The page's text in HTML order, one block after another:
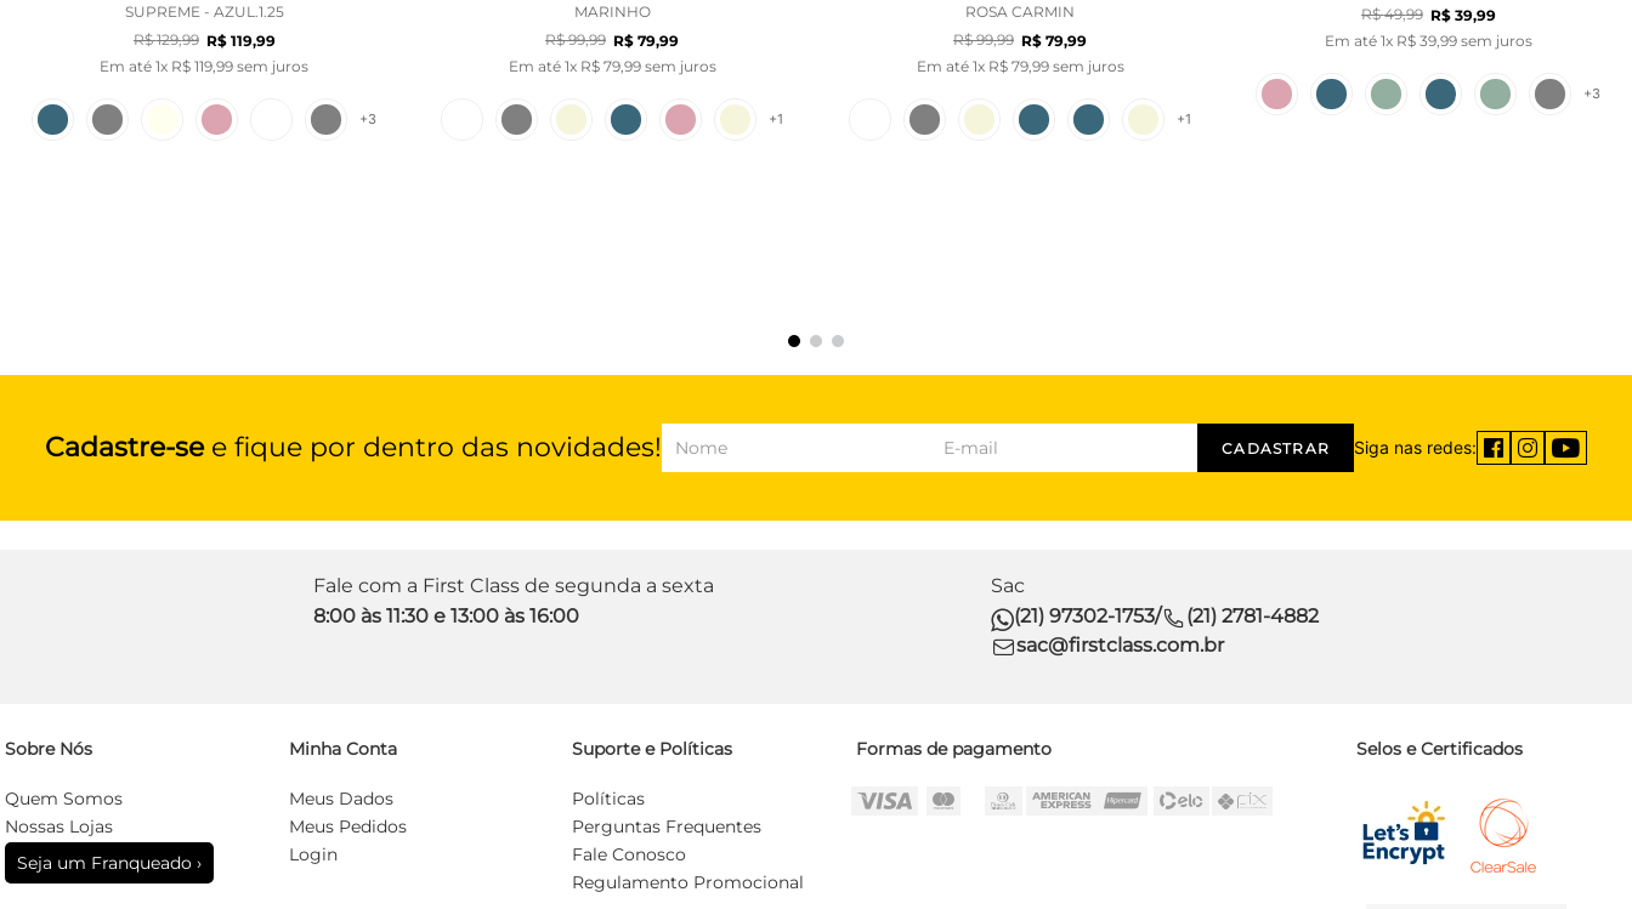
SUPREME - AZUL.1.25
R$ 129,99 R$ 119,99
Em até 1x R$ 119 99 sem juros
+3
MARINHO
R$ 99,99 R$ 79,99
Em até 1x R$ 79, 99sem juros
+1
ROSA CARMIN
R$ 99,99 R$ 79,99
Em até 1x R$ 79, 99sem juros
+1
R$ 49,99 R$ 39,99
Em até 1x R$ 39, 99sem juros
+3
Cadastre-see fique por dentro das novidades! CADASTRAR Siga nas redes:
Fale com a First Class de segunda a sexta
8:00 às 11:30 e 13:00 às 16:00
Sac
(21) 97302-1753/
(21) 2781-4882
sac@firstclass.com.br
Sobre Nós
Quem Somos
Nossas Lojas
Seja um Franqueado ›
Minha Conta
Meus Dados
Meus Pedidos
Login
Suporte e Políticas
Políticas
Perguntas Frequentes
Fale Conosco
Regulamento Promocional
Formas de pagamento Selos e Certificados